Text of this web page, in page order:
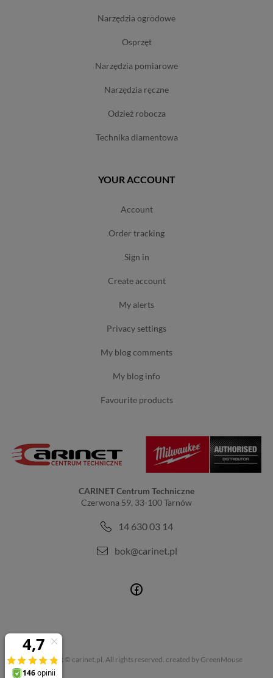
narzędzia ogrodowe
osprzęt
narzędzia pomiarowe
narzędzia ręczne
odzież robocza
technika diamentowa
YOUR ACCOUNT
account
order tracking
sign in
create account
my alerts
privacy settings
my blog comments
my blog info
favourite products
CARINET Centrum Techniczne
Czerwona 59, 33-100 Tarnów
14 630 03 14
bok@carinet.pl
Copyright © carinet.pl. All rights reserved. created by GreenMouse